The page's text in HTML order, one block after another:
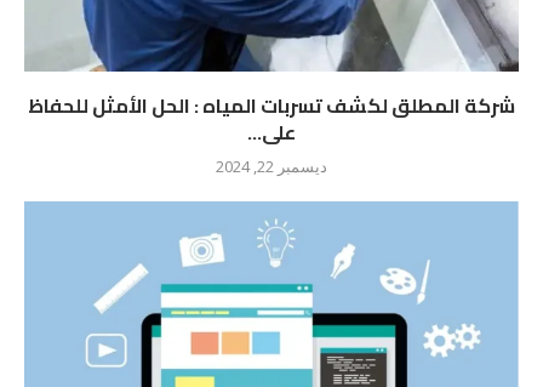
شركة المطلق لكشف تسربات المياه : الحل الأمثل للحفاظ
على...
ديسمبر 22, 2024